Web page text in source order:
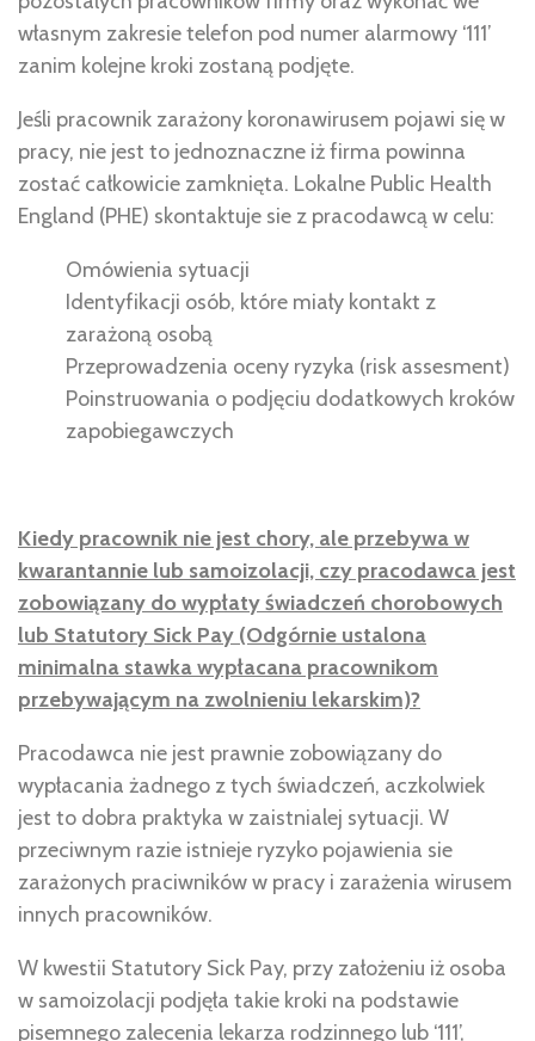
własnym zakresie telefon pod numer alarmowy ‘111’
zanim kolejne kroki zostaną podjęte.
Jeśli pracownik zarażony koronawirusem pojawi się w
pracy, nie jest to jednoznaczne iż firma powinna
zostać całkowicie zamknięta. Lokalne Public Health
England (PHE) skontaktuje sie z pracodawcą w celu:
Omówienia sytuacji
Identyfikacji osób, które miały kontakt z
zarażoną osobą
Przeprowadzenia oceny ryzyka (risk assesment)
Poinstruowania o podjęciu dodatkowych kroków
zapobiegawczych
Kiedy pracownik nie jest chory, ale przebywa w
kwarantannie lub samoizolacji, czy pracodawca jest
zobowiązany do wypłaty świadczeń chorobowych
lub Statutory Sick Pay (Odgórnie ustalona
minimalna stawka wypłacana pracownikom
przebywającym na zwolnieniu lekarskim)?
Pracodawca nie jest prawnie zobowiązany do
wypłacania żadnego z tych świadczeń, aczkolwiek
jest to dobra praktyka w zaistnialej sytuacji. W
przeciwnym razie istnieje ryzyko pojawienia sie
zarażonych praciwników w pracy i zarażenia wirusem
innych pracowników.
W kwestii Statutory Sick Pay, przy założeniu iż osoba
w samoizolacji podjęła takie kroki na podstawie
pisemnego zalecenia lekarza rodzinnego lub ‘111’,